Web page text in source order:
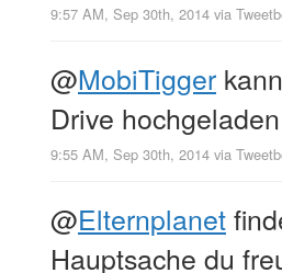
9:57 AM, Sep 30th, 2014 via
@MobiTigger
Drive
9:55 AM, Sep 30th, 2014 via
@Elternplanet
Hauptsache du